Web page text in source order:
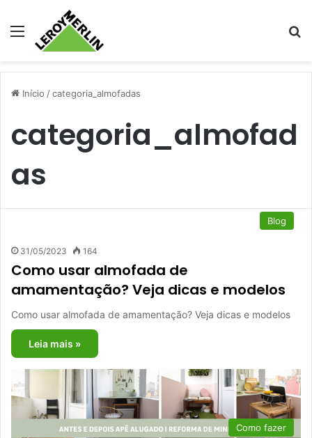
Menu
Início /categoria_almofadas
categoria_almofad
as
Blog
31/05/2023 164
Como usar almofada de
amamentação? Veja dicas e modelos
Como usar almofada de amamentação? Veja dicas e modelos
Leia mais »
Como fazer